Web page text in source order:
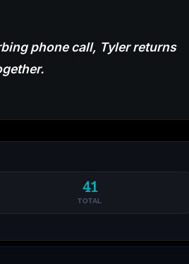
phone call, Tyler returns
41
TOTAL